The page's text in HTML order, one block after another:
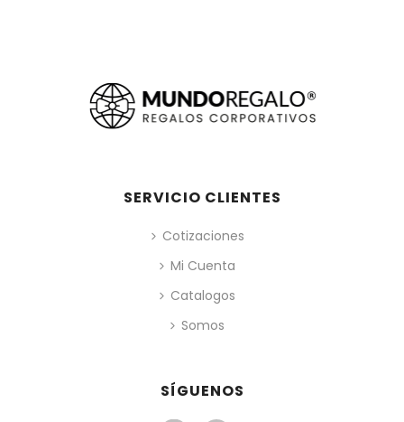
SERVICIO CLIENTES
Cotizaciones
Mi Cuenta
Catalogos
Somos
SÍGUENOS